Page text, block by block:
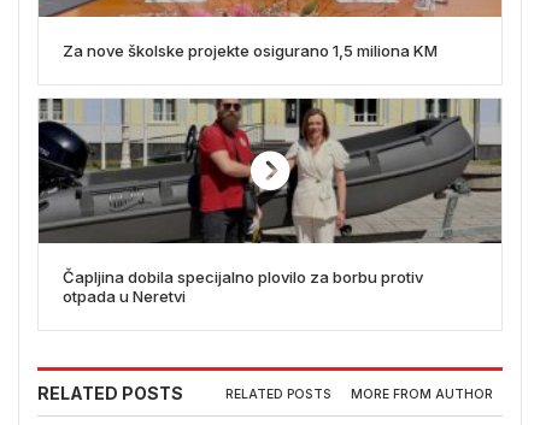
Za nove školske projekte osigurano 1,5 miliona KM
Čapljina dobila specijalno plovilo za borbu protiv
otpada u Neretvi
RELATED POSTS RELATED POSTS MORE FROM AUTHOR